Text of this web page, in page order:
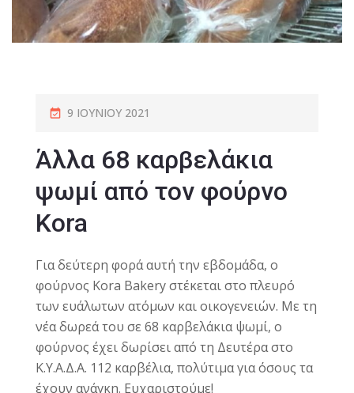
9 ΙΟΥΝΊΟΥ 2021
Άλλα 68 καρβελάκια
ψωμί από τον φούρνο
Kora
Για δεύτερη φορά αυτή την εβδομάδα, ο
φούρνος Kora Bakery στέκεται στο πλευρό
των ευάλωτων ατόμων και οικογενειών. Με τη
νέα δωρεά του σε 68 καρβελάκια ψωμί, ο
φούρνος έχει δωρίσει από τη Δευτέρα στο
Κ.Υ.Α.Δ.Α. 112 καρβέλια, πολύτιμα για όσους τα
έχουν ανάγκη. Ευχαριστούμε!